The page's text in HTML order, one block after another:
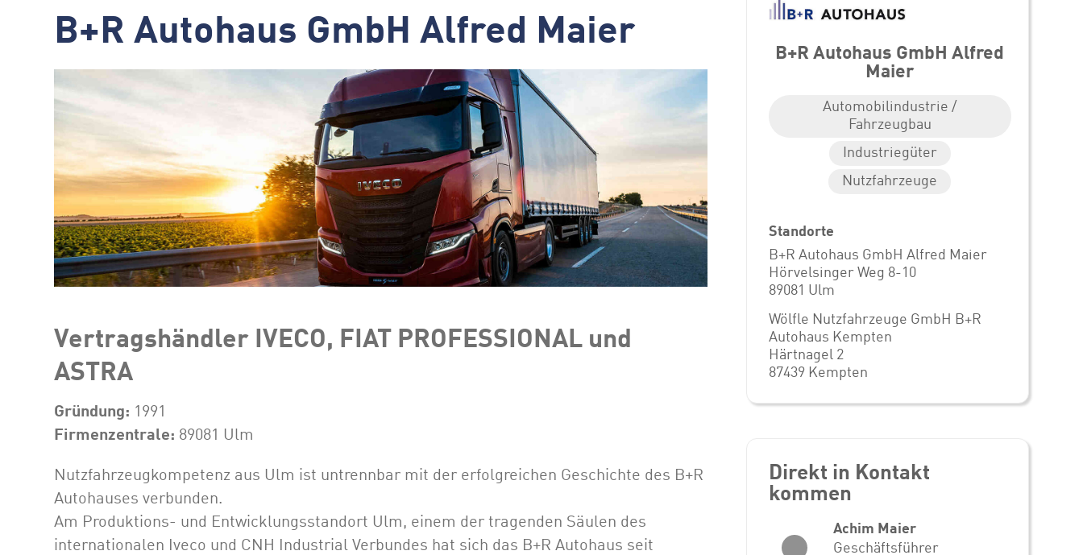
B+R Autohaus GmbH Alfred Maier
Vertragshändler IVECO, FIAT PROFESSIONAL und
ASTRA
Gründung: 1991
Firmenzentrale: 89081 Ulm
Nutzfahrzeugkompetenz aus Ulm ist untrennbar mit der erfolgreichen Geschichte des B+R
Autohauses verbunden.
Am Produktions- und Entwicklungsstandort Ulm, einem der tragenden Säulen des
internationalen Iveco und CNH Industrial Verbundes hat sich das B+R Autohaus seit
B+R Autohaus GmbH Alfred
Maier
Automobilindustrie /
Fahrzeugbau
Industriegüter
Nutzfahrzeuge
Standorte
B+R Autohaus GmbH Alfred Maier
Hörvelsinger Weg 8-10
89081 Ulm
Wölfle Nutzfahrzeuge GmbH B+R
Autohaus Kempten
Härtnagel 2
87439 Kempten
Direkt in Kontakt
kommen
Achim Maier
Geschäftsführer